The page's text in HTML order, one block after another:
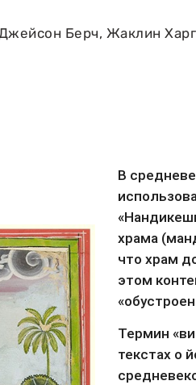
Берч, Жаклин
В
храма
что храм
этом
Термин
текстах о